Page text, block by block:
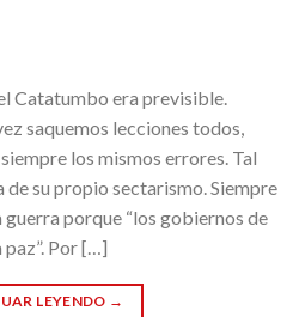
Catatumbo era previsible.
saquemos lecciones todos,
los mismos errores. Tal
su propio sectarismo. Siempre
porque “los gobiernos de
paz”. Por […]
LEYENDO →